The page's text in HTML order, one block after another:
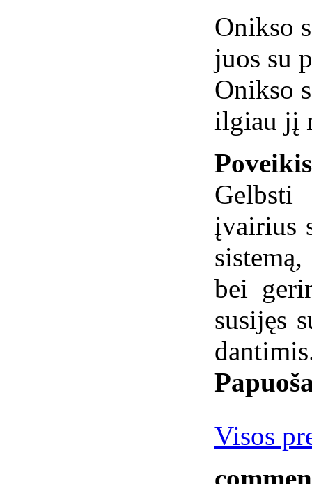
Onikso
juos su
Onikso
ilgiau jį
įvairius
bei
susijęs
Visos